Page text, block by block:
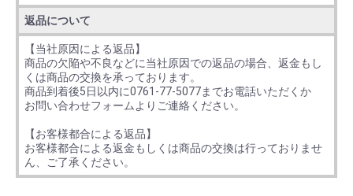
返品について
【当社原因による返品】
商品の欠陥や不良などに当社原因での返品の場合、返金もし
くは商品の交換を承っております。
商品到着後5日以内に0761-77-5077までお電話いただくか
お問い合わせフォームよりご連絡ください。
【お客様都合による返品】
お客様都合による返金もしくは商品の交換は行っておりませ
ん、ご了承ください。